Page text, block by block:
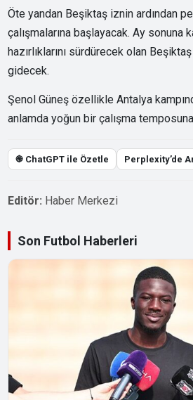
Öte yandan Beşiktaş iznin ardından
çalışmalarına başlayacak. Ay sonuna
hazırlıklarını sürdürecek olan
gidecek.
Şenol Güneş özellikle Antalya
anlamda yoğun bir çalışma
֎ ChatGPT ile Özetle Perplexity’de
Editör: Haber Merkezi
Son Futbol Haberleri